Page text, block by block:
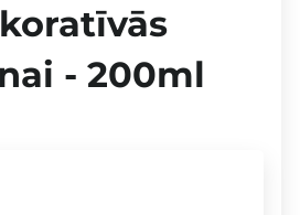
- 200ml